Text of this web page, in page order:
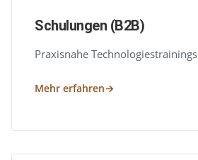
Schulungen (B2B)
Praxisnahe Technologiestrainings
Mehr erfahren